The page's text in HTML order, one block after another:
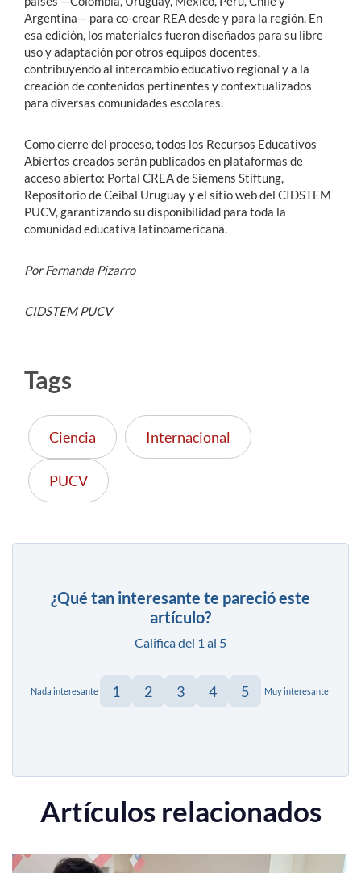
Argentina— para co-crear REA desde y para la región. En
esa edición, los materiales fueron diseñados para su libre
uso y adaptación por otros equipos docentes,
contribuyendo al intercambio educativo regional y a la
creación de contenidos pertinentes y contextualizados
para diversas comunidades escolares.
Como cierre del proceso, todos los Recursos Educativos
Abiertos creados serán publicados en plataformas de
acceso abierto: Portal CREA de Siemens Stiftung,
Repositorio de Ceibal Uruguay y el sitio web del CIDSTEM
PUCV, garantizando su disponibilidad para toda la
comunidad educativa latinoamericana.
Por Fernanda Pizarro
CIDSTEM PUCV
Tags
Ciencia Internacional
PUCV
¿Qué tan interesante te pareció este
artículo?
Califica del 1 al 5
Nada interesante 1 2 3 4 5 Muy interesante
Artículos relacionados